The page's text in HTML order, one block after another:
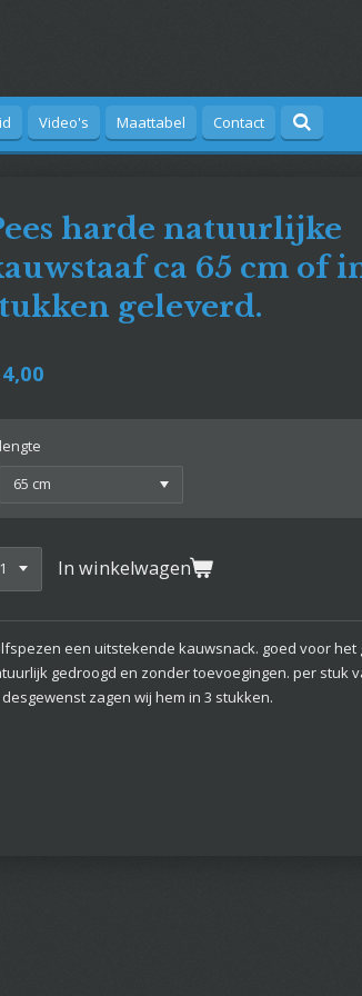
Video's Maattabel Contact
harde natuurlijke
ca 65 cm of
geleverd.
lengte
In winkelwagen
een uitstekende kauwsnack. goed voor het
gedroogd en zonder toevoegingen. per stuk
zagen wij hem in 3 stukken.